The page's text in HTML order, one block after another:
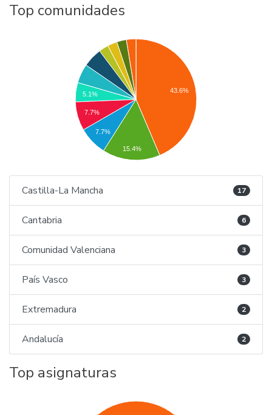
Top comunidades
43.6%
5.1%
7.7%
7.7%
15.4%
Castilla-La Mancha 17
Cantabria 6
Comunidad Valenciana 3
País Vasco 3
Extremadura 2
Andalucía 2
Top asignaturas